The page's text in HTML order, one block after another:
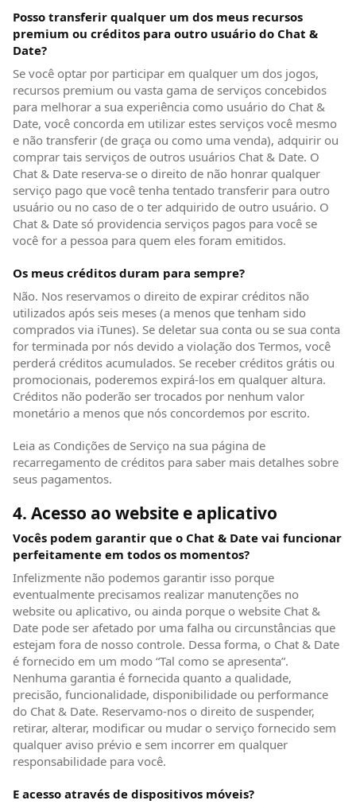
Posso transferir qualquer um dos meus recursos
premium ou créditos para outro usuário do Chat &
Date?
Se você optar por participar em qualquer um dos jogos,
recursos premium ou vasta gama de serviços concebidos
para melhorar a sua experiência como usuário do Chat &
Date, você concorda em utilizar estes serviços você mesmo
e não transferir (de graça ou como uma venda), adquirir ou
comprar tais serviços de outros usuários Chat & Date. O
Chat & Date reserva-se o direito de não honrar qualquer
serviço pago que você tenha tentado transferir para outro
usuário ou no caso de o ter adquirido de outro usuário. O
Chat & Date só providencia serviços pagos para você se
você for a pessoa para quem eles foram emitidos.
Os meus créditos duram para sempre?
Não. Nos reservamos o direito de expirar créditos não
utilizados após seis meses (a menos que tenham sido
comprados via iTunes). Se deletar sua conta ou se sua conta
for terminada por nós devido a violação dos Termos, você
perderá créditos acumulados. Se receber créditos grátis ou
promocionais, poderemos expirá-los em qualquer altura.
Créditos não poderão ser trocados por nenhum valor
monetário a menos que nós concordemos por escrito.
Leia as Condições de Serviço na sua página de
recarregamento de créditos para saber mais detalhes sobre
seus pagamentos.
4. Acesso ao website e aplicativo
Vocês podem garantir que o Chat & Date vai funcionar
perfeitamente em todos os momentos?
Infelizmente não podemos garantir isso porque
eventualmente precisamos realizar manutenções no
website ou aplicativo, ou ainda porque o website Chat &
Date pode ser afetado por uma falha ou circunstâncias que
estejam fora de nosso controle. Dessa forma, o Chat & Date
é fornecido em um modo “Tal como se apresenta”.
Nenhuma garantia é fornecida quanto a qualidade,
precisão, funcionalidade, disponibilidade ou performance
do Chat & Date. Reservamo-nos o direito de suspender,
retirar, alterar, modificar ou mudar o serviço fornecido sem
qualquer aviso prévio e sem incorrer em qualquer
responsabilidade para você.
E acesso através de dispositivos móveis?